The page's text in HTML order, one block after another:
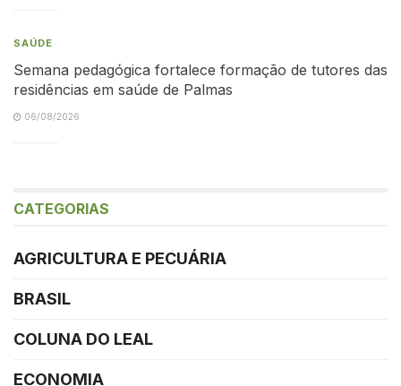
SAÚDE
Semana pedagógica fortalece formação de tutores das
residências em saúde de Palmas
06/08/2026
CATEGORIAS
AGRICULTURA E PECUÁRIA
BRASIL
COLUNA DO LEAL
ECONOMIA